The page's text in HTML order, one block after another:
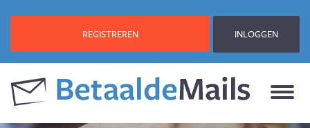
REGISTREREN INLOGGEN